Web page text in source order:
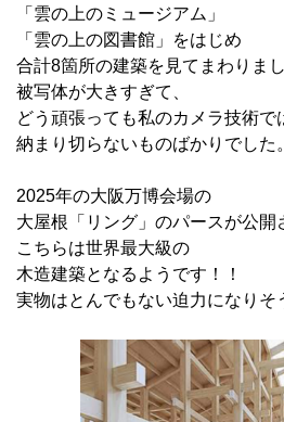
「雲の上のミュージアム」
「雲の上の図書館」をはじめ
合計8箇所の建築を見てまわりまし
被写体が大きすぎて、
どう頑張っても私のカメラ技術で
納まり切らないものばかりでした。
2025年の大阪万博会場の
大屋根「リング」のパースが公開
こちらは世界最大級の
木造建築となるようです！！
実物はとんでもない迫力になりそ